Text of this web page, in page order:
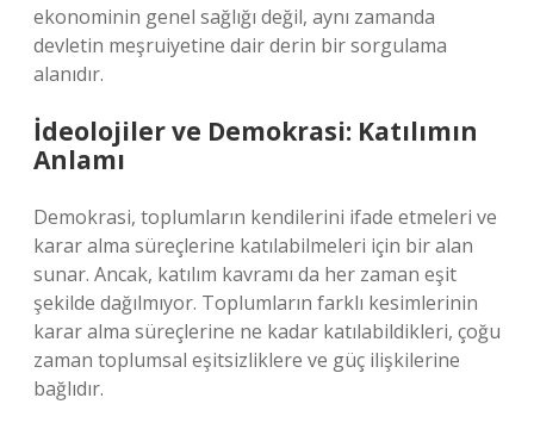
ekonominin genel sağlığı değil, aynı zamanda
devletin meşruiyetine dair derin bir sorgulama
alanıdır.
İdeolojiler ve Demokrasi: Katılımın
Anlamı
Demokrasi, toplumların kendilerini ifade etmeleri ve
karar alma süreçlerine katılabilmeleri için bir alan
sunar. Ancak, katılım kavramı da her zaman eşit
şekilde dağılmıyor. Toplumların farklı kesimlerinin
karar alma süreçlerine ne kadar katılabildikleri, çoğu
zaman toplumsal eşitsizliklere ve güç ilişkilerine
bağlıdır.